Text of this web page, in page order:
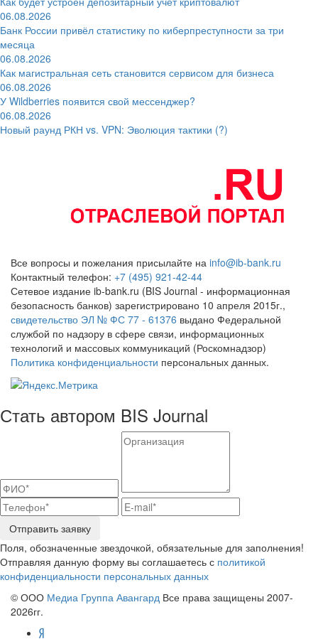
06.08.2026
Банк России привёл статистику по киберпреступности за три
месяца
06.08.2026
Как магистральная сеть становится сервисом для бизнеса
06.08.2026
У Wildberries появится свой мессенджер?
06.08.2026
Новый раунд РКН vs. VPN: Эволюция тактики (?)
Все вопросы и пожелания присылайте на info@ib-bank.ru
Контактный телефон: +7 (495) 921-42-44
Сетевое издание ib-bank.ru (BIS Journal - информационная
безопасность банков) зарегистрировано 10 апреля 2015г.,
свидетельство ЭЛ № ФС 77 - 61376 выдано Федеральной
службой по надзору в сфере связи, информационных
технологий и массовых коммуникаций (Роскомнадзор)
Политика конфиденциальности персональных данных.
Стать автором BIS Journal
Отправить заявку
Поля, обозначенные звездочкой, обязательные для заполнения!
Отправляя данную форму вы соглашаетесь с политикой
конфиденциальности персональных данных
© ООО Медиа Группа Авангард Все права защищены 2007-
2026гг.